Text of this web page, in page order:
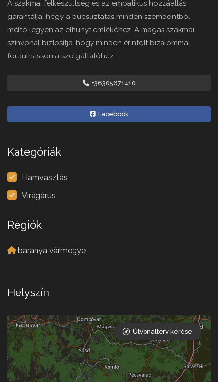
A szakmai felkészültség és az empatikus hozzáállás
garantálja, hogy a búcsúztatás minden szempontból
méltó legyen az elhunyt emlékéhez. A magas szakmai
színvonal biztosítja, hogy minden érintett bizalommal
fordulhasson a szolgáltatóhoz.
+36305671410
Facebook
Kategóriák
Hamvasztás
Virágárus
Régiók
baranya vármegye
Helyszín
Útvonalterv kérése